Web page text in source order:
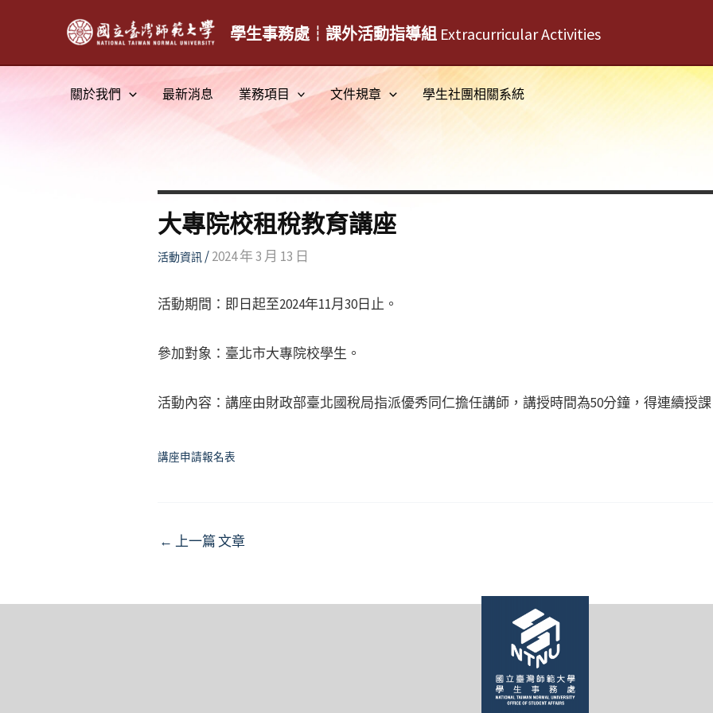
學生事務處┆課外活動指導組 Extracurricular Activities
關於我們 最新消息 業務項目 文件規章 學生社團相關系統
大專院校租稅教育講座
活動資訊/2024 年 3 月 13 日
活動期間：即日起至2024年11月30日止。
參加對象：臺北市大專院校學生。
活動內容：講座由財政部臺北國稅局指派優秀同仁擔任講師，講授時間為50分鐘，得連續授課
講座申請報名表
Post
← 上一篇 文章